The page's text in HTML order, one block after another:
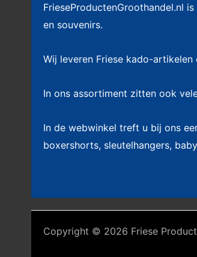
FrieseProductenGroothandel.nl
en souvenirs.
Wij leveren Friese kado-
In ons assortiment zitten ook
In de webwinkel treft u bij ons
boxershorts, sleutelhangers,
Copyright © 2026 Friese